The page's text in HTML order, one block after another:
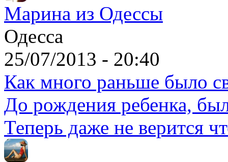
Марина из Одессы
Одесса
25/07/2013 - 20:40
Как много раньше было
До рождения ребенка,
Теперь даже не верится